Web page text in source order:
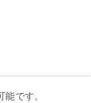
です。